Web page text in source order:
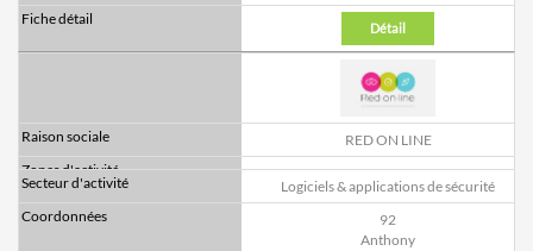
Détail
RED ON LINE
Logiciels & applications de sécurité
92
Anthony